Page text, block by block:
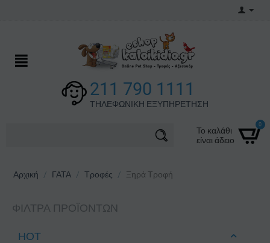
211 790 1111
ΤΗΛΕΦΩΝΙΚΗ ΕΞΥΠΗΡΕΤΗΣΗ
Το καλάθι
είναι άδειο
0
Αρχική / ΓΑΤΑ / Τροφές / Ξηρά Τροφή
ΦΊΛΤΡΑ ΠΡΟΪΌΝΤΩΝ
ΗΟΤ